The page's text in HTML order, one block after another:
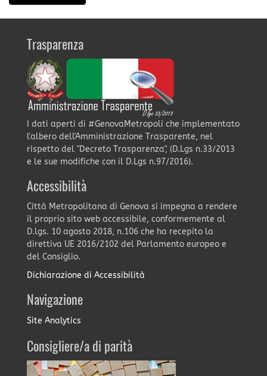
Trasparenza
I dati aperti di #GenovaMetropoli che implementato
l'albero dell'Amministrazione Trasparente, nel
rispetto del "Decreto Trasparenza", (D.Lgs n.33/2013
e le sue modifiche con il D.Lgs n.97/2016).
Accessibilità
Città Metropolitana di Genova si impegna a rendere
il proprio sito web accessibile, conformemente al
D.lgs. 10 agosto 2018, n.106 che ha recepito la
direttiva UE 2016/2102 del Parlamento europeo e
del Consiglio.
Dichiarazione di Accessibilità
Navigazione
Site Analytics
Consigliere/a di parità